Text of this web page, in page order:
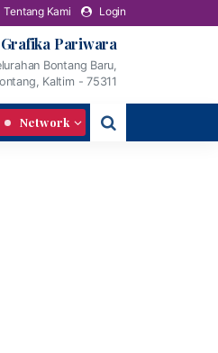
Tentang Kami Login
Pariwara
Bontang Baru,
Kaltim - 75311
Network